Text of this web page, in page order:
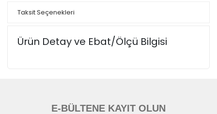
Taksit Seçenekleri
Ürün Detay ve Ebat/Ölçü Bilgisi
E-BÜLTENE KAYIT OLUN